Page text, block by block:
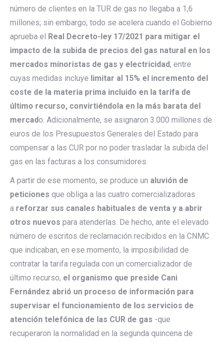
número de clientes en la TUR de gas no llegaba a 1,6
millones; sin embargo, todo se acelera cuando el Gobierno
aprueba el Real Decreto-ley 17/2021 para mitigar el
impacto de la subida de precios del gas natural en los
mercados minoristas de gas y electricidad, entre
cuyas medidas incluye limitar al 15% el incremento del
coste de la materia prima incluido en la tarifa de
último recurso, convirtiéndola en la más barata del
mercado. Adicionalmente, se asignaron 3.000 millones de
euros de los Presupuestos Generales del Estado para
compensar a las CUR por no poder trasladar la subida del
gas en las facturas a los consumidores.
A partir de ese momento, se produce un aluvión de
peticiones que obliga a las cuatro comercializadoras
a reforzar sus canales habituales de venta y a abrir
otros nuevos para atenderlas. De hecho, ante el elevado
número de escritos de reclamación recibidos en la CNMC
que indicaban, en ese momento, la imposibilidad de
contratar la tarifa regulada con un comercializador de
último recurso, el organismo que preside Cani
Fernández abrió un proceso de información para
supervisar el funcionamiento de los servicios de
atención telefónica de las CUR de gas -que
recuperaron la normalidad en la segunda quincena de